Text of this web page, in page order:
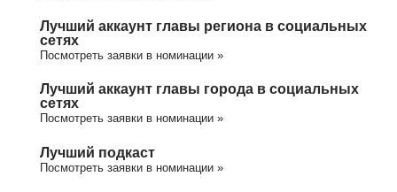
Лучший аккаунт главы региона в социальных
сетях
Посмотреть заявки в номинации »
Лучший аккаунт главы города в социальных
сетях
Посмотреть заявки в номинации »
Лучший подкаст
Посмотреть заявки в номинации »